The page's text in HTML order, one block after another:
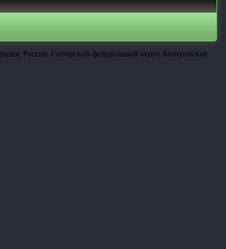
Россия, Сибирский федеральный округ, Кемеровская